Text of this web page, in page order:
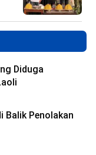
Diduga
Balik Penolakan